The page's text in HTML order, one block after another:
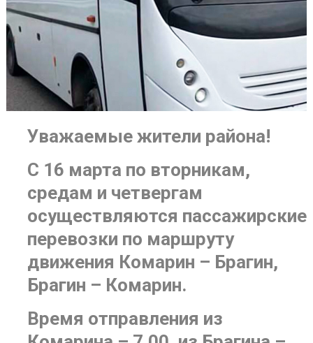
Уважаемые жители района!
С 16 марта по вторникам,
средам и четвергам
осуществляются пассажирские
перевозки по маршруту
движения Комарин – Брагин,
Брагин – Комарин.
Время отправления из